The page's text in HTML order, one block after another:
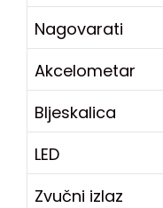
Nagovarati
Akcelometar
Bljeskalica
LED
Zvučni izlaz